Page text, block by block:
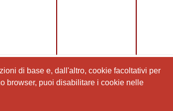
di base e, dall'altro, cookie facoltativi per
browser, puoi disabilitare i cookie nelle
di base e, dall'altro, cookie facoltativi per
browser, puoi disabilitare i cookie nelle